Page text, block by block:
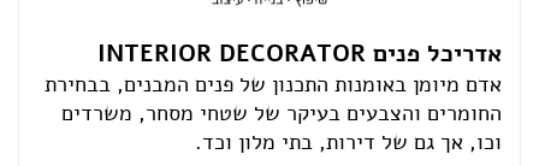
אדריכל פנים INTERIOR DECORATOR
אדם מיומן באומנות התכנון של פנים המבנים, בבחירת
החומרים והצבעים בעיקר של שטחי מסחר, משרדים
וכו, אך גם של דירות, בתי מלון וכד.